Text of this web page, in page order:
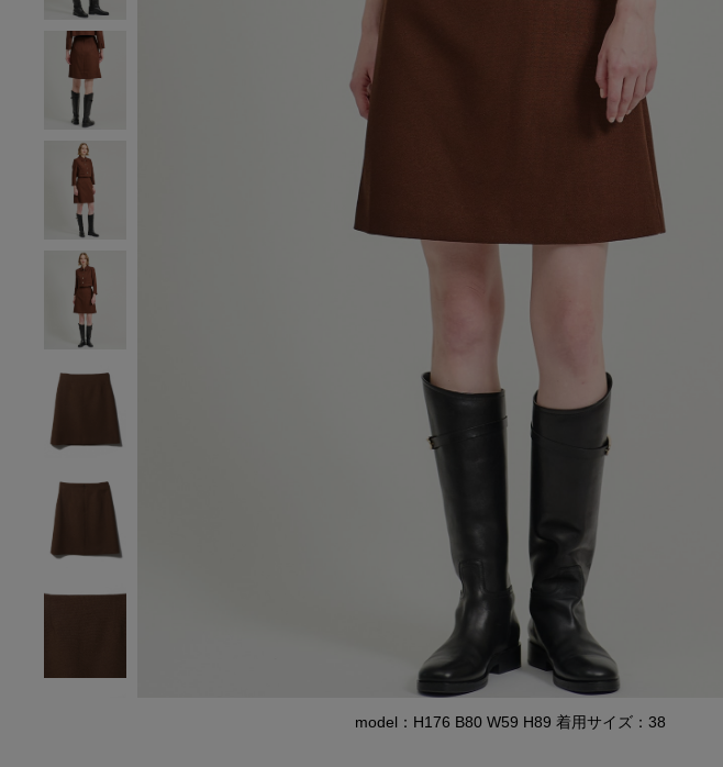
model：H176 B80 W59 H89 着用サイズ：38